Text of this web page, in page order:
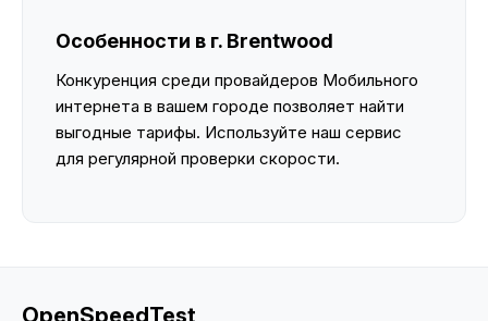
Особенности в г. Brentwood
Конкуренция среди провайдеров Мобильного
интернета в вашем городе позволяет найти
выгодные тарифы. Используйте наш сервис
для регулярной проверки скорости.
OpenSpeedTest